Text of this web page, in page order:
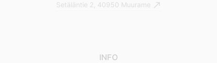
Setäläntie 2, 40950 Muurame
INFO